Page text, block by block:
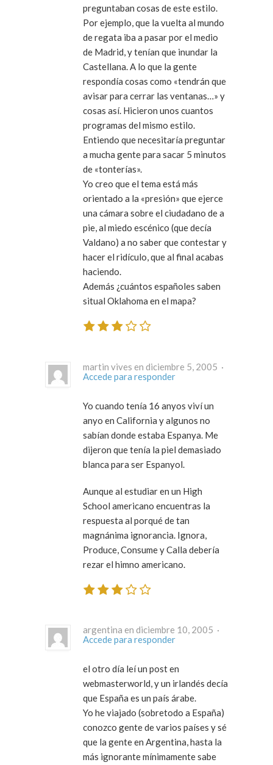
preguntaban cosas de este estilo.
Por ejemplo, que la vuelta al mundo
de regata iba a pasar por el medio
de Madrid, y tenían que inundar la
Castellana. A lo que la gente
respondía cosas como «tendrán que
avisar para cerrar las ventanas…» y
cosas así. Hicieron unos cuantos
programas del mismo estilo.
Entiendo que necesitaría preguntar
a mucha gente para sacar 5 minutos
de «tonterías».
Yo creo que el tema está más
orientado a la «presión» que ejerce
una cámara sobre el ciudadano de a
pie, al miedo escénico (que decía
Valdano) a no saber que contestar y
hacer el ridículo, que al final acabas
haciendo.
Además ¿cuántos españoles saben
situal Oklahoma en el mapa?
martin vives en diciembre 5, 2005 ·
Accede para responder
Yo cuando tenía 16 anyos viví un
anyo en California y algunos no
sabían donde estaba Espanya. Me
dijeron que tenía la piel demasiado
blanca para ser Espanyol.
Aunque al estudiar en un High
School americano encuentras la
respuesta al porqué de tan
magnánima ignorancia. Ignora,
Produce, Consume y Calla debería
rezar el himno americano.
argentina en diciembre 10, 2005 ·
Accede para responder
el otro día leí un post en
webmasterworld, y un irlandés decía
que España es un país árabe.
Yo he viajado (sobretodo a España)
conozco gente de varios países y sé
que la gente en Argentina, hasta la
más ignorante mínimamente sabe